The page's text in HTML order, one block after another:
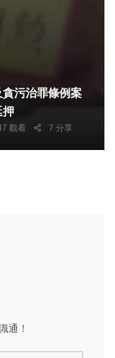
押
觀看 7 分享
通！